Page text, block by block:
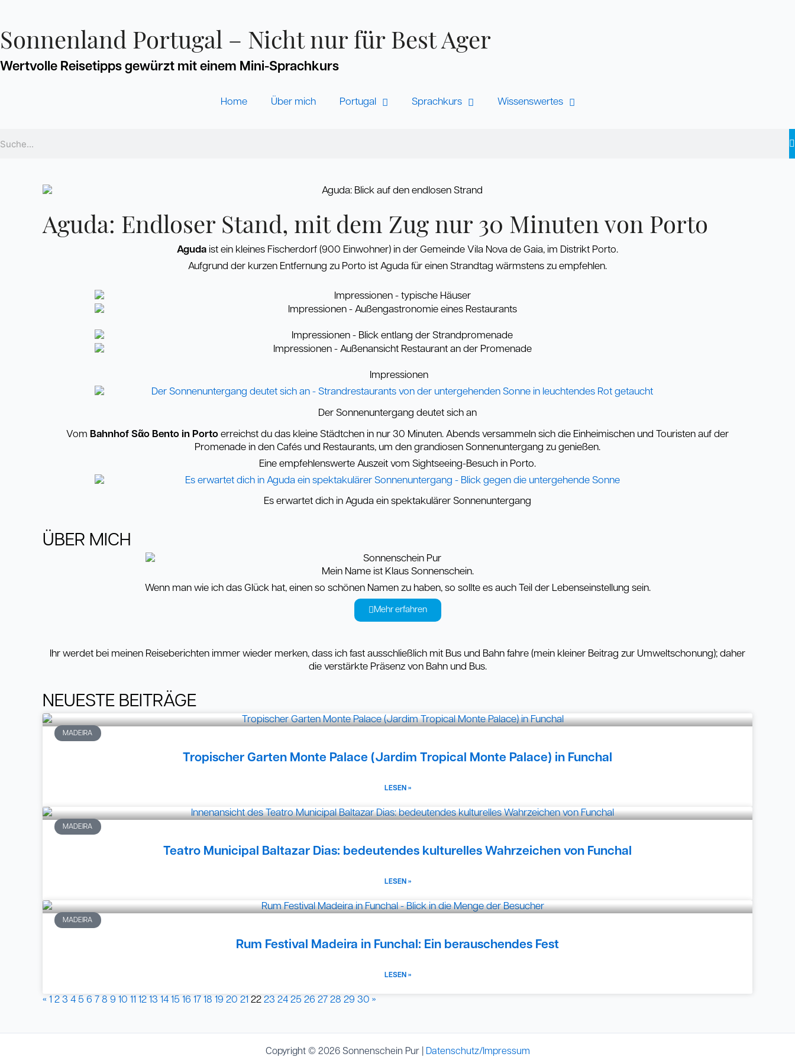
springen
Sonnenland Portugal – Nicht nur für Best Ager
Wertvolle Reisetipps gewürzt mit einem Mini-Sprachkurs
Home Über mich Portugal Sprachkurs Wissenswertes
Aguda: Endloser Stand, mit dem Zug nur 30 Minuten von Porto
Aguda ist ein kleines Fischerdorf (900 Einwohner) in der Gemeinde Vila Nova de Gaia, im Distrikt Porto.
Aufgrund der kurzen Entfernung zu Porto ist Aguda für einen Strandtag wärmstens zu empfehlen.
Impressionen
Der Sonnenuntergang deutet sich an
Vom Bahnhof Sᾶo Bento in Porto erreichst du das kleine Städtchen in nur 30 Minuten. Abends versammeln sich die Einheimischen und Touristen auf der
Promenade in den Cafés und Restaurants, um den grandiosen Sonnenuntergang zu genießen.
Eine empfehlenswerte Auszeit vom Sightseeing-Besuch in Porto.
Es erwartet dich in Aguda ein spektakulärer Sonnenuntergang
ÜBER MICH
Mein Name ist Klaus Sonnenschein.
Wenn man wie ich das Glück hat, einen so schönen Namen zu haben, so sollte es auch Teil der Lebenseinstellung sein.
Mehr erfahren
Ihr werdet bei meinen Reiseberichten immer wieder merken, dass ich fast ausschließlich mit Bus und Bahn fahre (mein kleiner Beitrag zur Umweltschonung); daher
die verstärkte Präsenz von Bahn und Bus.
NEUESTE BEITRÄGE
MADEIRA
Tropischer Garten Monte Palace (Jardim Tropical Monte Palace) in Funchal
LESEN »
MADEIRA
Teatro Municipal Baltazar Dias: bedeutendes kulturelles Wahrzeichen von Funchal
LESEN »
MADEIRA
Rum Festival Madeira in Funchal: Ein berauschendes Fest
LESEN »
«
Seite
1
Seite
2
Seite
3
Seite
4
Seite
5
Seite
6
Seite
7
Seite
8
Seite
9
Seite
10
Seite
11
Seite
12
Seite
13
Seite
14
Seite
15
Seite
16
Seite
17
Seite
18
Seite
19
Seite
20
Seite
21
Seite
22
Seite
23
Seite
24
Seite
25
Seite
26
Seite
27
Seite
28
Seite
29
Seite
30 »
Copyright © 2026 Sonnenschein Pur | Datenschutz/Impressum